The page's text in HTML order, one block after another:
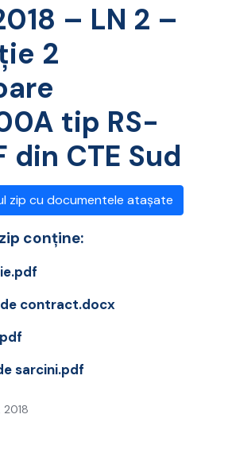
– LN 2 –
2
tip RS-
din CTE Sud
zip cu documentele atașate
conține:
contract.docx
sarcini.pdf